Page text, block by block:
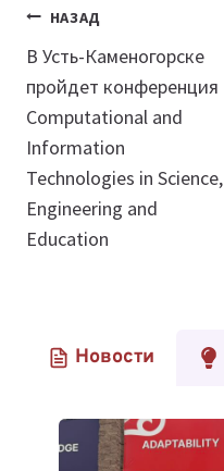
Навигация
по
записям
НАЗАД
В Усть-Каменогорске
пройдет конференция
Computational and
Information
Technologies in Science,
Engineering and
Education
Новости